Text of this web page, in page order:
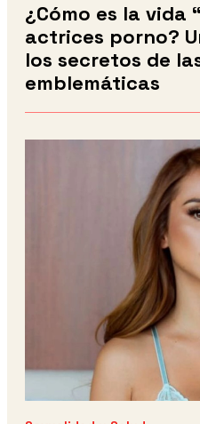
¿Cómo es la vida
actrices porno?
los secretos de
emblemáticas